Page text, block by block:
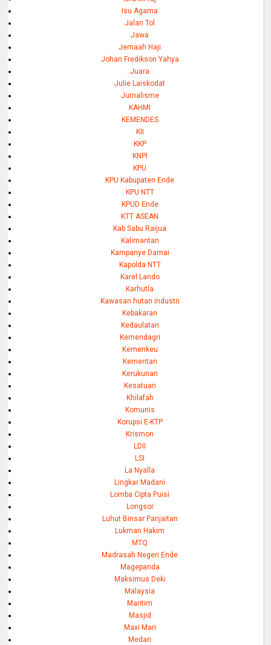
Isu Agama
Jalan Tol
Jawa
Jemaah Haji
Johan Fredikson Yahya
Juara
Julie Laiskodat
Jurnalisme
KAHMI
KEMENDES
KII
KKP
KNPI
KPU
KPU Kabupaten Ende
KPU NTT
KPUD Ende
KTT ASEAN
Kab Sabu Raijua
Kalimantan
Kampanye Damai
Kapolda NTT
Karel Lando
Karhutla
Kawasan hutan industri
Kebakaran
Kedaulatan
Kemendagri
Kemenkeu
Kementan
Kerukunan
Kesatuan
Khilafah
Komunis
Korupsi E-KTP
Krismon
LDII
LSI
La Nyalla
Lingkar Madani
Lomba Cipta Puisi
Longsor
Luhut Binsar Panjaitan
Lukman Hakim
MTQ
Madrasah Negeri Ende
Magepanda
Maksimus Deki
Malaysia
Maritim
Masjid
Maxi Mari
Medan